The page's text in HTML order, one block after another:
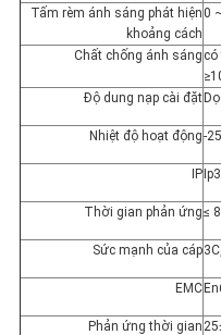
Tấm rèm ánh sáng phát hiện
khoảng cách
0
Chất chống ánh sáng
Độ dung nạp cài đặt
Nhiệt độ hoạt động-
IP
Thời gian phản ứng≤
Sức mạnh của cáp
EMC
Phản ứng thời gian